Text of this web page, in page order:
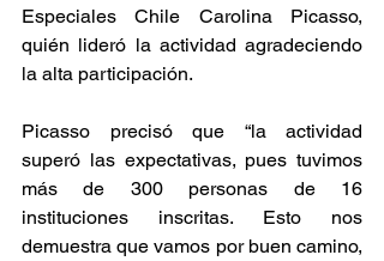
Especiales Chile Carolina Picasso,
quién lideró la actividad agradeciendo
la alta participación.
Picasso precisó que “la actividad
superó las expectativas, pues tuvimos
más de 300 personas de 16
instituciones inscritas. Esto nos
demuestra que vamos por buen camino,